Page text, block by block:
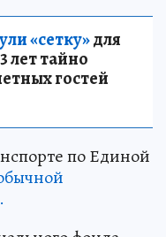
«сетку»для
лет тайно
гостей
по Единой